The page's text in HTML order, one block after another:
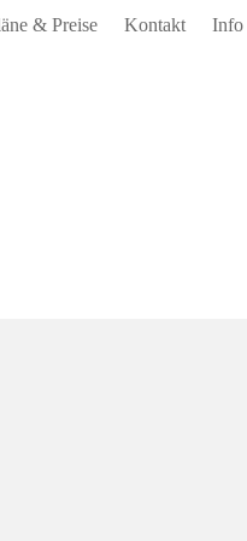
& Preise Kontakt Info